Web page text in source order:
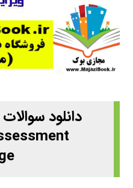
دانلود